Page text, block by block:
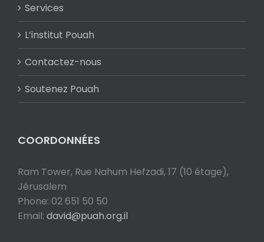
Services
L’institut Pouah
Contactez-nous
Soutenez Pouah
COORDONNÉES
Ram Tower, Rue Nahum Hefzadi, 17 (10 étage),
Jérusalem
Phone: 02 651 50 50
Email: david@puah.org.il